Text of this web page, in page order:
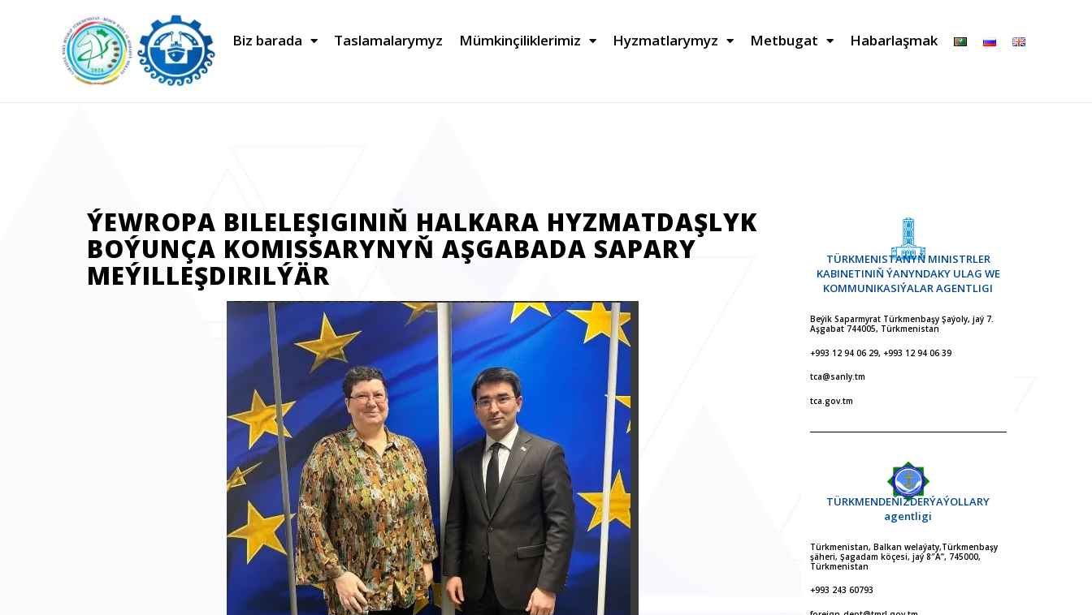
Biz barada Taslamalarymyz Mümkinçiliklerimiz Hyzmatlarymyz Metbugat Habarlaşmak
ÝEWROPA BILELEŞIGINIŇ HALKARA HYZMATDAŞLYK
BOÝUNÇA KOMISSARYNYŇ AŞGABADA SAPARY
MEÝILLEŞDIRILÝÄR
TÜRKMENISTANYŇ MINISTRLER
KABINETINIŇ ÝANYNDAKY ULAG WE
KOMMUNIKASIÝALAR AGENTLIGI
Beýik Saparmyrat Türkmenbaşy Şaýoly, jaý 7.
Aşgabat 744005, Türkmenistan
+993 12 94 06 29, +993 12 94 06 39
tca@sanly.tm
tca.gov.tm
TÜRKMENDEŇIZDERÝAÝOLLARY
agentligi
Türkmenistan, Balkan welaýaty,Türkmenbaşy
şäheri, Şagadam köçesi, jaý 8″A”, 745000,
Türkmenistan
+993 243 60793